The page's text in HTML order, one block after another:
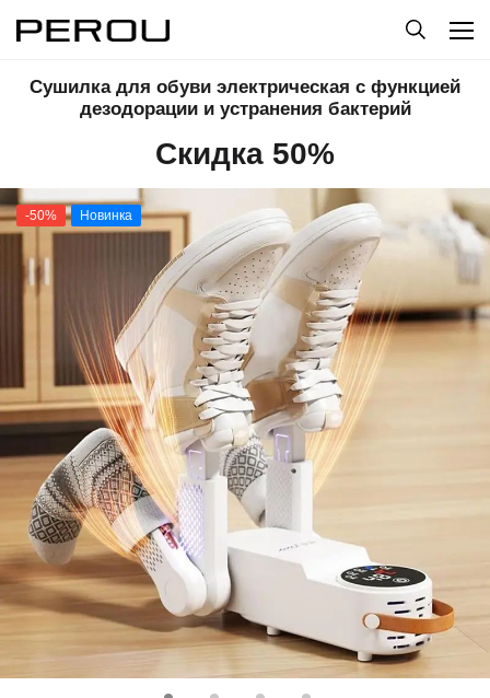
Сушилка для обуви электрическая с функцией
дезодорации и устранения бактерий
Скидка 50%
-50% Новинка